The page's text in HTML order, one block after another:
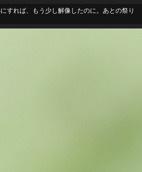
れば、もう少し解像したのに。あとの祭り